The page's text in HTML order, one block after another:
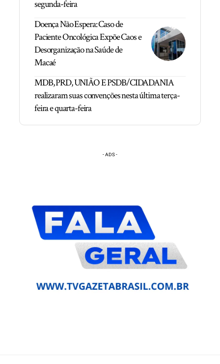
segunda-feira
Doença Não Espera: Caso de
Paciente Oncológica Expõe Caos e
Desorganização na Saúde de
Macaé
MDB, PRD, UNIÃO E PSDB/CIDADANIA
realizaram suas convenções nesta última terça-
feira e quarta-feira
- ADS -